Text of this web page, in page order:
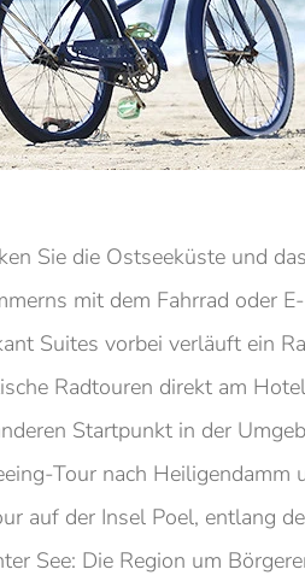
Sie die Ostseeküste und
mit dem Fahrrad oder
Suites vorbei verläuft ein
Radtouren direkt am
Startpunkt in der
Tour nach Heiligendamm
auf der Insel Poel, entlang
See: Die Region um